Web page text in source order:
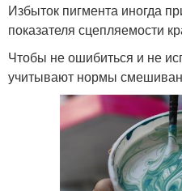
Избыток пигмента иногда
показателя сцепляемости
Чтобы не ошибиться и не
учитывают нормы